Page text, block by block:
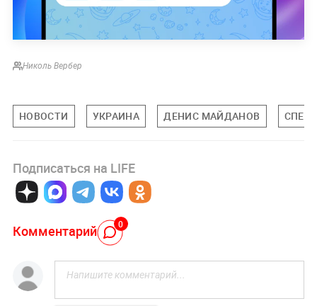
Николь Вербер
НОВОСТИ УКРАИНА ДЕНИС МАЙДАНОВ
Подписаться на LIFE
Комментарий 0